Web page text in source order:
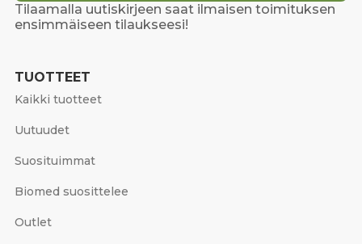
Tilaamalla uutiskirjeen saat ilmaisen toimituksen
ensimmäiseen tilaukseesi!
TUOTTEET
Kaikki tuotteet
Uutuudet
Suosituimmat
Biomed suosittelee
Outlet